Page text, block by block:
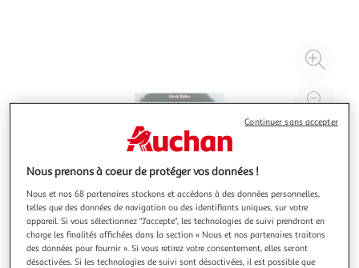
à
Nous prenons à coeur de protéger vos données !
Nous et nos 68 partenaires stockons et accédons à des données personnelles,
telles que des données de navigation ou des identifiants uniques, sur votre
appareil. Si vous sélectionnez "J'accepte", les technologies de suivi prendront en
charge les finalités affichées dans la section « Nous et nos partenaires traitons
des données pour fournir ». Si vous retirez votre consentement, elles seront
désactivées. Si les technologies de suivi sont désactivées, il est possible que
Continuer sans accepter